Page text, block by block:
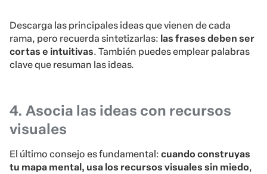
Descarga las principales ideas que vienen de cada
rama, pero recuerda sintetizarlas: las frases deben ser
cortas e intuitivas. También puedes emplear palabras
clave que resuman las ideas.
4. Asocia las ideas con recursos
visuales
El último consejo es fundamental: cuando construyas
tu mapa mental, usa los recursos visuales sin miedo,